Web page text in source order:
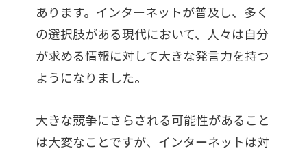
あります。インターネットが普及し、多く
の選択肢がある現代において、人々は自分
が求める情報に対して大きな発言力を持つ
ようになりました。
大きな競争にさらされる可能性があること
は大変なことですが、インターネットは対